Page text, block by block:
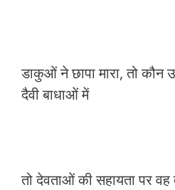
डाकुओं ने छापा मारा, तो कौन
दैवी बाधाओं में
तो देवताओं की सहायता पर